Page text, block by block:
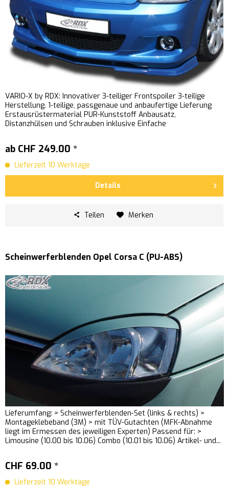
VARIO-X by RDX: Innovativer 3-teiliger Frontspoiler 3-teilige
Herstellung. 1-teilige, passgenaue und anbaufertige Lieferung
Erstausrüstermaterial PUR-Kunststoff Anbausatz,
Distanzhülsen und Schrauben inklusive Einfache
ab CHF 249.00 *
Lieferzeit 10 Werktage
Details
Teilen Merken
Scheinwerferblenden Opel Corsa C (PU-ABS)
Lieferumfang: > Scheinwerferblenden-Set (links & rechts) >
Montageklebeband (3M) > mit TÜV-Gutachten (MFK-Abnahme
liegt im Ermessen des jeweiligen Experten) Passend für: >
Limousine (10.00 bis 10.06) Combo (10.01 bis 10.06) Artikel- und...
CHF 69.00 *
Lieferzeit 10 Werktage